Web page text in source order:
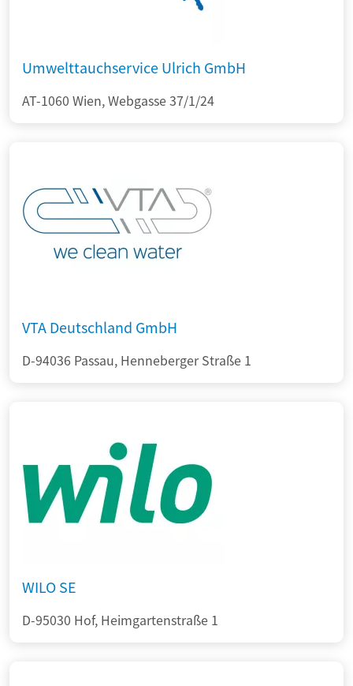
Umwelttauchservice Ulrich GmbH
AT-1060 Wien, Webgasse 37/1/24
VTA Deutschland GmbH
D-94036 Passau, Henneberger Straße 1
WILO SE
D-95030 Hof, Heimgartenstraße 1